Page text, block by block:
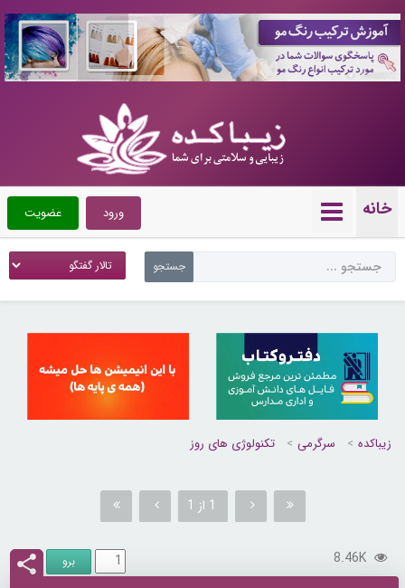
10088072
خانه عضویت ورود
زیباکده سرگرمی تکنولوژی های روز
1 از 1
8.46K